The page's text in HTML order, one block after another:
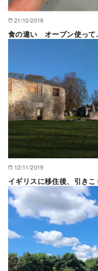
21/10/2019
食の違い オーブン使って
12/11/2019
イギリスに移住後、引き